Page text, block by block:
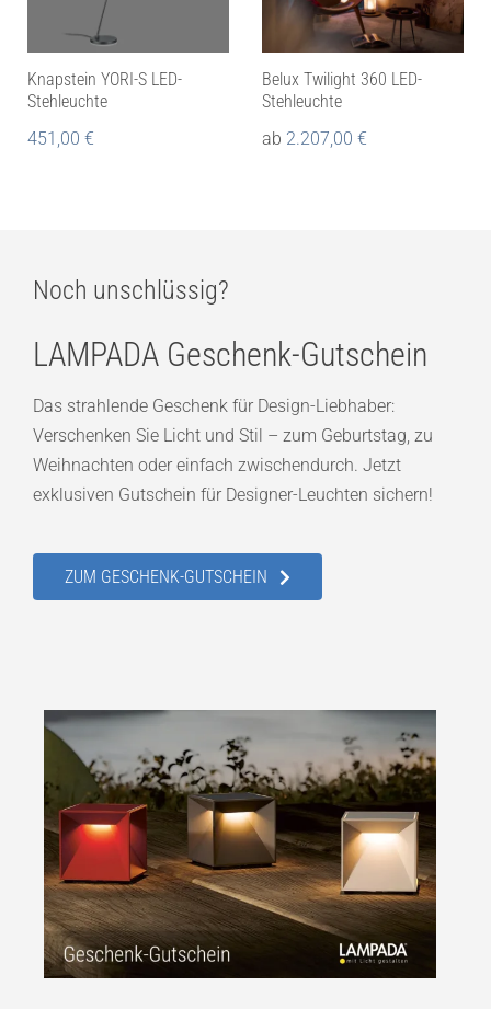
Knapstein YORI-S LED-
Stehleuchte
451,00 €
Belux Twilight 360 LED-
Stehleuchte
ab 2.207,00 €
Noch unschlüssig?
LAMPADA Geschenk-Gutschein
Das strahlende Geschenk für Design-Liebhaber:
Verschenken Sie Licht und Stil – zum Geburtstag, zu
Weihnachten oder einfach zwischendurch. Jetzt
exklusiven Gutschein für Designer-Leuchten sichern!
ZUM GESCHENK-GUTSCHEIN